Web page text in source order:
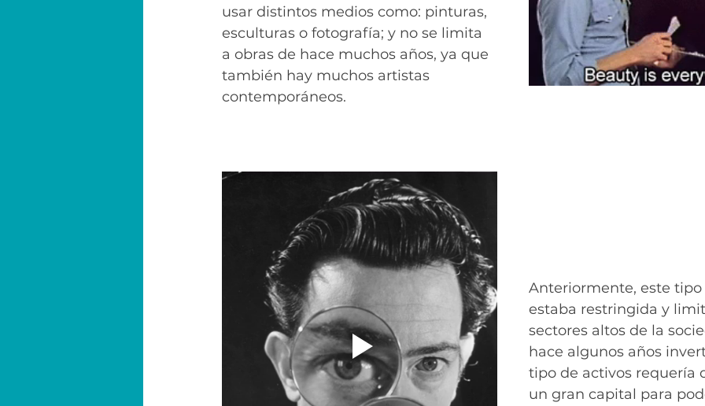
usar distintos medios como: pinturas,
esculturas o fotografía; y no se limita
a obras de hace muchos años, ya que
también hay muchos artistas
contemporáneos.
Anteriormente, este
estaba restringida y
sectores altos de la
hace algunos años
tipo de activos requería
un gran capital para